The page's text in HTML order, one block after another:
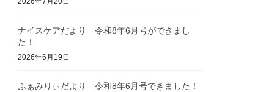
ナイスケアだより 令和8年6月号ができまし
た！
2026年6月19日
ふぁみりぃだより 令和8年6月号できました！